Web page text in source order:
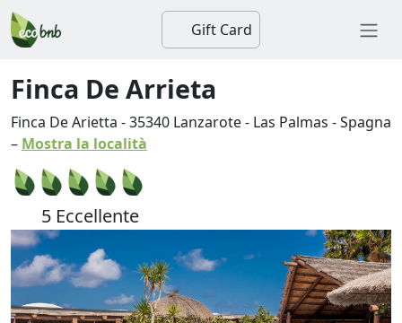
Gift Card
Finca De Arrieta
Finca De Arietta -35340 Lanzarote- Las Palmas -Spagna
– Mostra la località
5 Eccellente